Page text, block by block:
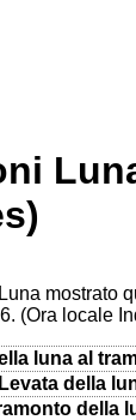
mostrato
(Ora locale
luna al
Levata della
della